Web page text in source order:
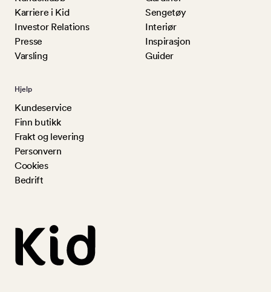
Karriere i Kid
Investor Relations
Presse
Varsling
Sengetøy
Interiør
Inspirasjon
Guider
Hjelp
Kundeservice
Finn butikk
Frakt og levering
Personvern
Cookies
Bedrift